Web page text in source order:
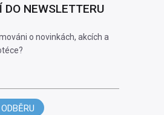
DO NEWSLETTERU
o novinkách, akcích a